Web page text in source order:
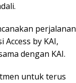
perjalanan
by KAI,
dengan KAI.
untuk terus